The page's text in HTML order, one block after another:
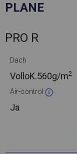
PLANE
PRO R
Dach
VolloK.560g/m2
Air-control
Ja